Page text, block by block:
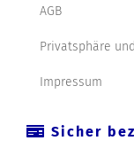
AGB
Privatsphäre
Impressum
Sicher